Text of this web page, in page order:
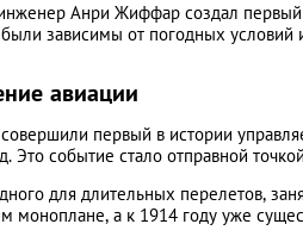
Анри Жиффар создал
зависимы от погодных
авиации
первый в истории
Это событие стало отправной
для длительных перелетов,
а к 1914 году уже